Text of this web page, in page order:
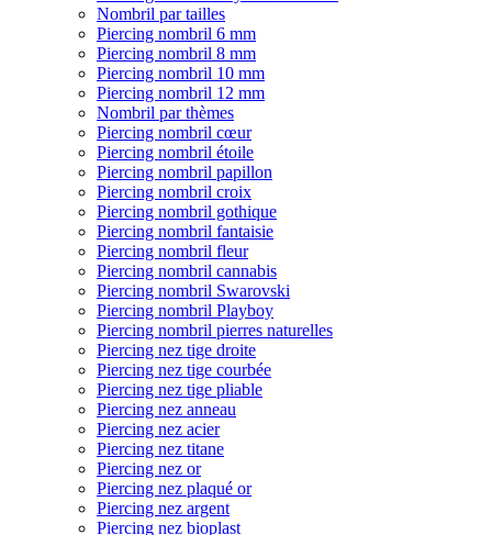
Nombril par tailles
Piercing nombril 6 mm
Piercing nombril 8 mm
Piercing nombril 10 mm
Piercing nombril 12 mm
Nombril par thèmes
Piercing nombril cœur
Piercing nombril étoile
Piercing nombril papillon
Piercing nombril croix
Piercing nombril gothique
Piercing nombril fantaisie
Piercing nombril fleur
Piercing nombril cannabis
Piercing nombril Swarovski
Piercing nombril Playboy
Piercing nombril pierres naturelles
Piercing nez tige droite
Piercing nez tige courbée
Piercing nez tige pliable
Piercing nez anneau
Piercing nez acier
Piercing nez titane
Piercing nez or
Piercing nez plaqué or
Piercing nez argent
Piercing nez bioplast